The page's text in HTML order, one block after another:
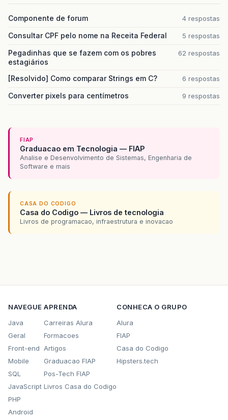
Componente de forum 4 respostas
Consultar CPF pelo nome na Receita Federal 5 respostas
Pegadinhas que se fazem com os pobres
estagiários
62 respostas
[Resolvido] Como comparar Strings em C? 6 respostas
Converter pixels para centímetros 9 respostas
FIAP
Graduacao em Tecnologia — FIAP
Analise e Desenvolvimento de Sistemas, Engenharia de
Software e mais
CASA DO CODIGO
Casa do Codigo — Livros de tecnologia
Livros de programacao, infraestrutura e inovacao
NAVEGUE
Java
Geral
Front-end
Mobile
SQL
JavaScript
PHP
Android
APRENDA
Carreiras Alura
Formacoes
Artigos
Graduacao FIAP
Pos-Tech FIAP
Livros Casa do Codigo
CONHECA O GRUPO
Alura
FIAP
Casa do Codigo
Hipsters.tech